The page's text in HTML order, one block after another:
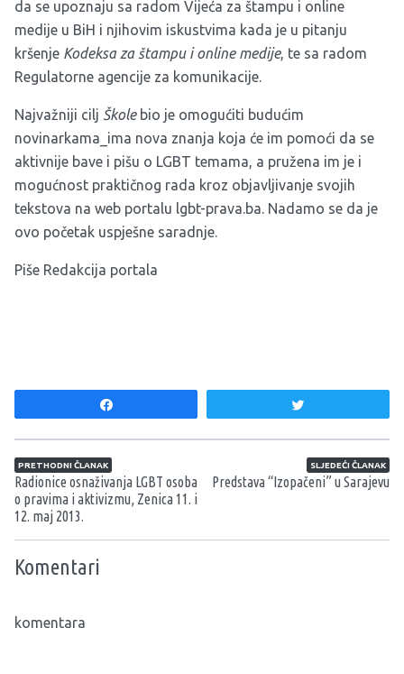
da se upoznaju sa radom Vijeća za štampu i online
medije u BiH i njihovim iskustvima kada je u pitanju
kršenje Kodeksa za štampu i online medije, te sa radom
Regulatorne agencije za komunikacije.
Najvažniji cilj Školebio je omogućiti budućim
novinarkama_ima nova znanja koja će im pomoći da se
aktivnije bave i pišu o LGBT temama, a pružena im je i
mogućnost praktičnog rada kroz objavljivanje svojih
tekstova na web portalu lgbt-prava.ba. Nadamo se da je
ovo početak uspješne saradnje.
Piše Redakcija portala
Navigacija članaka
PRETHODNI ČLANAK
Radionice osnaživanja LGBT osoba
o pravima i aktivizmu, Zenica 11. i
12. maj 2013.
SLJEDEĆI ČLANAK
Predstava “Izopačeni” u Sarajevu
Komentari
komentara